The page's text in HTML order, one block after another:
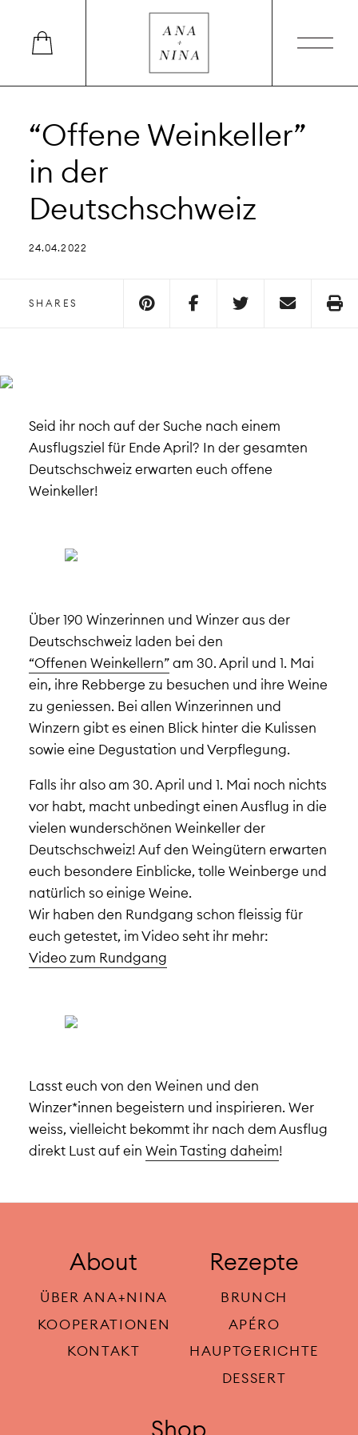
“Offene Weinkeller”
in der
Deutschschweiz
24.04.2022
SHARES
Seid ihr noch auf der Suche nach einem
Ausflugsziel für Ende April? In der gesamten
Deutschschweiz erwarten euch offene
Weinkeller!
Über 190 Winzerinnen und Winzer aus der
Deutschschweiz laden bei den
“Offenen Weinkellern”am 30. April und 1. Mai
ein, ihre Rebberge zu besuchen und ihre Weine
zu geniessen. Bei allen Winzerinnen und
Winzern gibt es einen Blick hinter die Kulissen
sowie eine Degustation und Verpflegung.
Falls ihr also am 30. April und 1. Mai noch nichts
vor habt, macht unbedingt einen Ausflug in die
vielen wunderschönen Weinkeller der
Deutschschweiz! Auf den Weingütern erwarten
euch besondere Einblicke, tolle Weinberge und
natürlich so einige Weine.
Wir haben den Rundgang schon fleissig für
euch getestet, im Video seht ihr mehr:
Video zum Rundgang
Lasst euch von den Weinen und den
Winzer*innen begeistern und inspirieren. Wer
weiss, vielleicht bekommt ihr nach dem Ausflug
direkt Lust auf ein Wein Tasting daheim!
About
ÜBER ANA+NINA
KOOPERATIONEN
KONTAKT
Rezepte
BRUNCH
APÉRO
HAUPTGERICHTE
DESSERT
Shop